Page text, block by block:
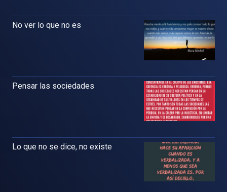
No ver lo que no es
Pensar las sociedades
Lo que no se dice, no existe